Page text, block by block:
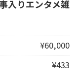
入りエンタメ雑
¥60,000
¥433